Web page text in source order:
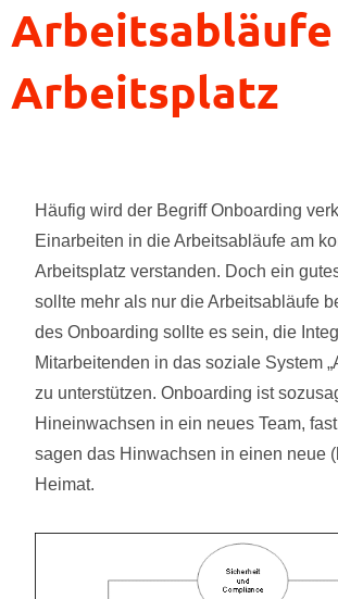
Arbeitsabläufe
Arbeitsplatz
Häufig wird der Begriff Onboarding
Einarbeiten in die Arbeitsabläufe am
Arbeitsplatz verstanden. Doch ein
sollte mehr als nur die Arbeitsabläufe
des Onboarding sollte es sein, die
Mitarbeitenden in das soziale System
zu unterstützen. Onboarding ist
Hineinwachsen in ein neues Team,
sagen das Hinwachsen in einen neue
Heimat.